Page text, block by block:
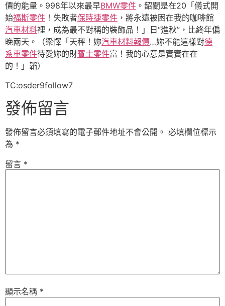
價的能量。998年以來最早BMW零件 。韶關是在20「儀式開
始福斯零件 ！失敗者保時捷零件 ，將永遠被困在我的咖啡館
汽車材料裡，成為最不對稱的裝飾品！」日“進秋”，比終年偏
晚兩天。（梁懌「天秤！妳汽車材料報價…妳不能這樣對德
系車零件待愛妳的財賓士零件富！我的心意是實實在在
的！」韜）
TC:osder9follow7
發佈留言
發佈留言必須填寫的電子郵件地址不會公開。 必填欄位標示
為 *
留言 *
顯示名稱 *